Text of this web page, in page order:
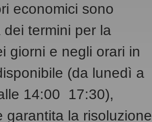
economici sono
termini per la
giorni e negli orari in
(da lunedì a
14:00  17:30),
garantita la risoluzione